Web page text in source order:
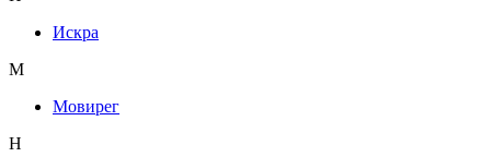
Искра
М
Мовирег
Н